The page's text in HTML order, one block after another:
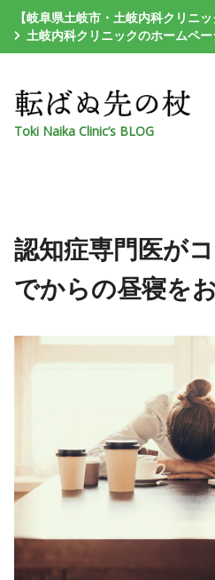
【岐阜県土岐市・土岐内科クリニ
土岐内科クリニックのホームペー
Toki Naika Clinic’s BLOG
認知症専門医が
でからの昼寝を